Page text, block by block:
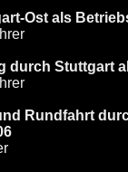
Ost als
durch Stuttgart
Rundfahrt